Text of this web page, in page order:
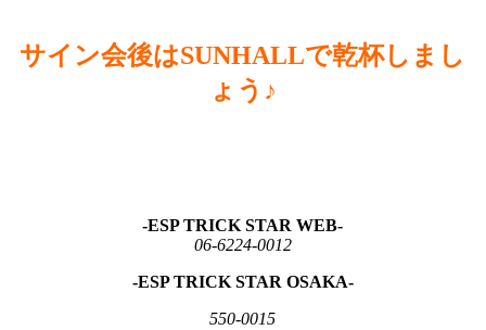
サイン会後はSUNHALLで乾杯しまし
ょう♪
-ESP TRICK STAR WEB-
06-6224-0012
-ESP TRICK STAR OSAKA-
550-0015